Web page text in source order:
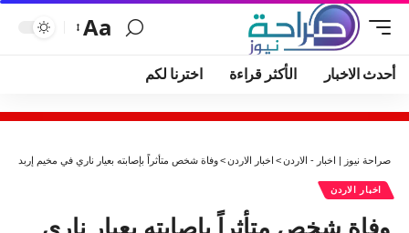
Aa
أحدث الاخبار الأكثر قراءة اخترنا لكم
صراحة نيوز | اخبار - الاردن> اخبار الاردن>وفاة شخص متأثراً بإصابته بعيار ناري في مخيم إربد
اخبار الاردن
وفاة شخص متأثراً بإصابته بعيار ناري